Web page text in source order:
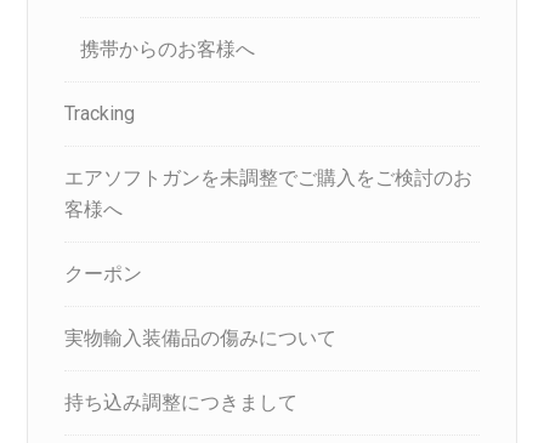
携帯からのお客様へ
Tracking
エアソフトガンを未調整でご購入をご検討のお
客様へ
クーポン
実物輸入装備品の傷みについて
持ち込み調整につきまして